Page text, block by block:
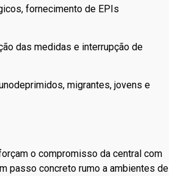
fornecimento de EPIs
das medidas e interrupção de
migrantes, jovens e
o compromisso da central com
passo concreto rumo a ambientes de